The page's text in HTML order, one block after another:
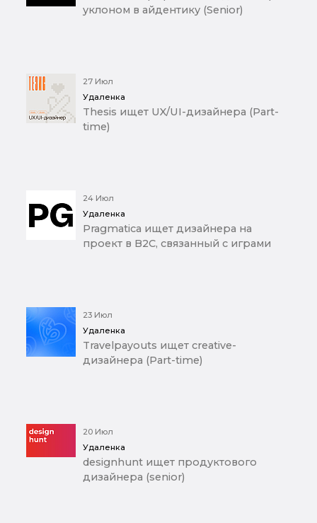
уклоном в айдентику (Senior)
27 Июл
Удаленка
Thesis ищет UX/UI-дизайнера (Part-
time)
24 Июл
Удаленка
Pragmatica ищет дизайнера на
проект в B2C, связанный с играми
23 Июл
Удаленка
Travelpayouts ищет creative-
дизайнера (Part-time)
20 Июл
Удаленка
designhunt ищет продуктового
дизайнера (senior)